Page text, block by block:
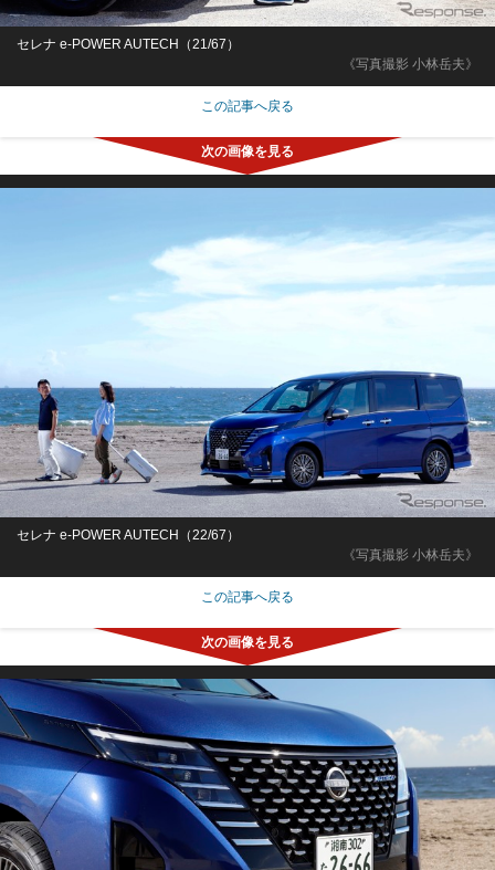
《写真撮影 小林岳夫》
セレナ e-POWER AUTECH（21/67）
この記事へ戻る
《写真撮影 小林岳夫》
セレナ e-POWER AUTECH（22/67）
この記事へ戻る